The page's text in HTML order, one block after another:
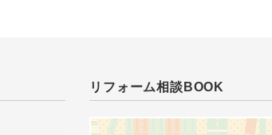
リフォーム相談BOOK